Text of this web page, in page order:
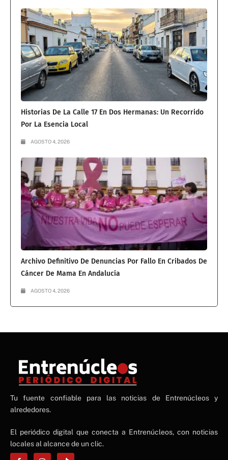
Historias De La Calle 17 En Dos Hermanas: Un Recorrido
Por La Esencia Local
AGOSTO 4, 2026
Archivo Definitivo De Denuncias Por Fallo En Cribados De
Cáncer De Mama En Andalucía
AGOSTO 4, 2026
NE
NEWS ELEMENTOR
Tu fuente confiable para las noticias de Entrenúcleos y
alrededores.
El periódico digital que conecta a Entrenúcleos, con noticias
locales al alcance de un clic.